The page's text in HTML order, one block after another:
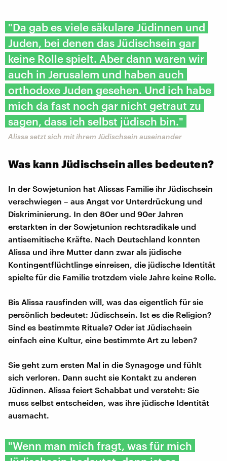
"Da gab es viele säkulare Jüdinnen und
Juden, bei denen das Jüdischsein gar
keine Rolle spielt. Aber dann waren wir
auch in Jerusalem und haben auch
orthodoxe Juden gesehen. Und ich habe
mich da fast noch gar nicht getraut zu
sagen, dass ich selbst jüdisch bin."
Alissa setzt sich mit ihrem Jüdischsein auseinander
Was kann Jüdischsein alles bedeuten?
In der Sowjetunion hat Alissas Familie ihr Jüdischsein
verschwiegen – aus Angst vor Unterdrückung und
Diskriminierung. In den 80er und 90er Jahren
erstarkten in der Sowjetunion rechtsradikale und
antisemitische Kräfte. Nach Deutschland konnten
Alissa und ihre Mutter dann zwar als jüdische
Kontingentflüchtlinge einreisen, die jüdische Identität
spielte für die Familie trotzdem viele Jahre keine Rolle.
Bis Alissa rausfinden will, was das eigentlich für sie
persönlich bedeutet: Jüdischsein. Ist es die Religion?
Sind es bestimmte Rituale? Oder ist Jüdischsein
einfach eine Kultur, eine bestimmte Art zu leben?
Sie geht zum ersten Mal in die Synagoge und fühlt
sich verloren. Dann sucht sie Kontakt zu anderen
Jüdinnen. Alissa feiert Schabbat und versteht: Sie
muss selbst entscheiden, was ihre jüdische Identität
ausmacht.
"Wenn man mich fragt, was für mich